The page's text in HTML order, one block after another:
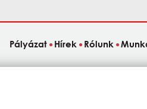
Pályázat Hírek Rólunk